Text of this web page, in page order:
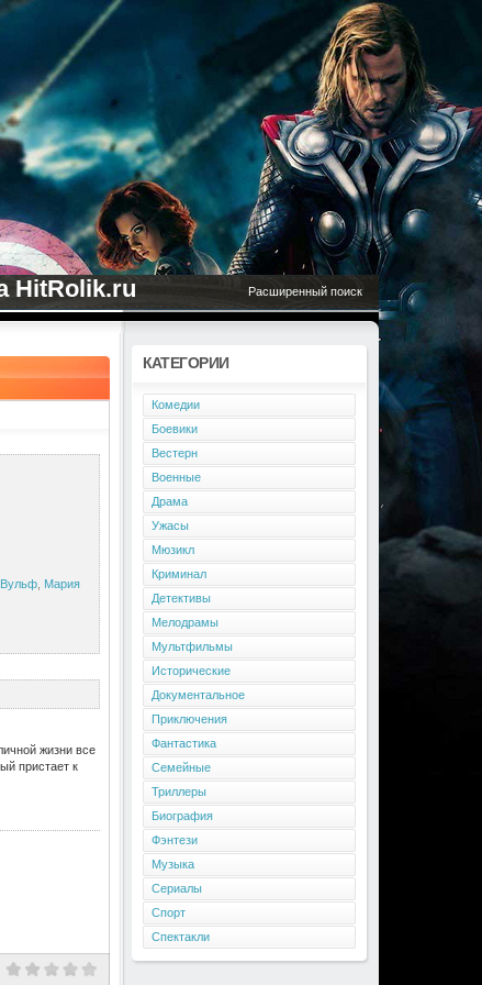
Расширенный поиск
HitRolik.ru
, Мария
жизни все
пристает к
КАТЕГОРИИ
Комедии
Боевики
Вестерн
Военные
Драма
Ужасы
Мюзикл
Криминал
Детективы
Мелодрамы
Мультфильмы
Исторические
Документальное
Приключения
Фантастика
Семейные
Триллеры
Биография
Фэнтези
Музыка
Сериалы
Спорт
Спектакли